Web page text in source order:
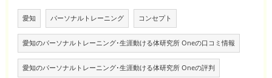
愛知 パーソナルトレーニング コンセプト
愛知のパーソナルトレーニング･生涯動ける体研究所 Oneの口コミ情報
愛知のパーソナルトレーニング･生涯動ける体研究所 Oneの評判